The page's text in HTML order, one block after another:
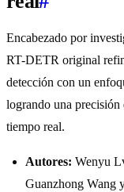
Encabezado por
RT-DETR original
detección con un
logrando una
tiempo real.
Autores: Wenyu
Guanzhong Wang